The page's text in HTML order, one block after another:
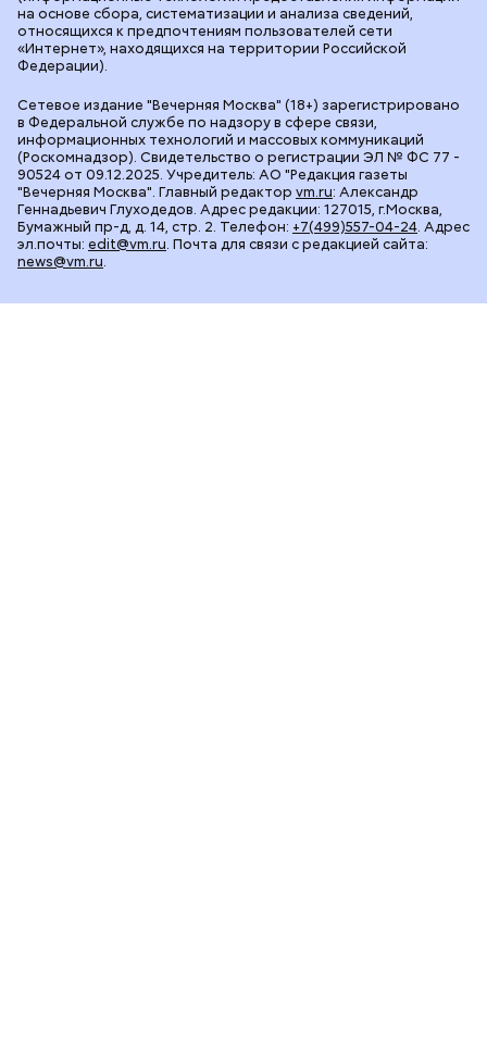
Сетевое издание "Вечерняя Москва" (18+) зарегистрировано
в Федеральной службе по надзору в сфере связи,
информационных технологий и массовых коммуникаций
(Роскомнадзор). Свидетельство о регистрации ЭЛ № ФС 77 -
90524 от 09.12.2025. Учредитель: АО "Редакция газеты
"Вечерняя Москва". Главный редактор vm.ru: Александр
Геннадьевич Глуходедов. Адрес редакции: 127015, г.Москва,
Бумажный пр-д, д. 14, стр. 2. Телефон: +7(499)557-04-24. Адрес
эл.почты: edit@vm.ru. Почта для связи с редакцией сайта:
news@vm.ru.
на основе сбора, систематизации и анализа сведений,
относящихся к предпочтениям пользователей сети
«Интернет», находящихся на территории Российской
Федерации).